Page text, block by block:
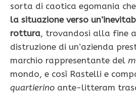
sorta di caotica egomania che
la situazione verso
rottura, trovandosi alla fine
distruzione di un’azienda
marchio rappresentante del
mondo, e così Rastelli e
quartierino ante-litteram